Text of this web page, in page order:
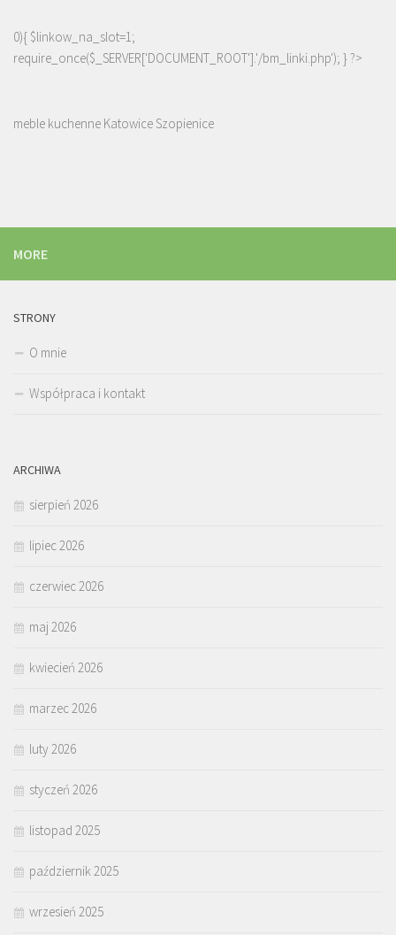
0){ $linkow_na_slot=1;
require_once($_SERVER['DOCUMENT_ROOT'].'/bm_linki.php'); } ?>
meble kuchenne Katowice Szopienice
MORE
STRONY
O mnie
Współpraca i kontakt
ARCHIWA
sierpień 2026
lipiec 2026
czerwiec 2026
maj 2026
kwiecień 2026
marzec 2026
luty 2026
styczeń 2026
listopad 2025
październik 2025
wrzesień 2025